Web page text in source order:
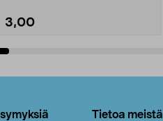
3,00
Tietoa meistä